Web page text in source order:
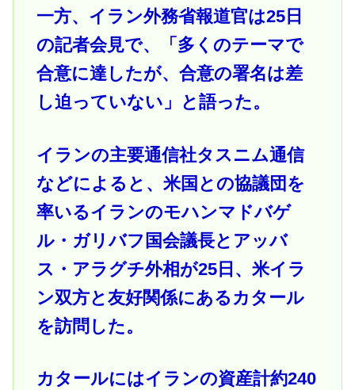
一方、イラン外務省報道官は25日
の記者会見で、「多くのテーマで
合意に達したが、合意の署名は差
し迫っていない」と語った。
イランの主要通信社タスニム通信
などによると、米国との協議団を
率いるイランのモハンマドバゲ
ル・ガリバフ国会議長とアッバ
ス・アラグチ外相が25日、米イラ
ン双方と友好関係にあるカタール
を訪問した。
カタールにはイランの資産計約240